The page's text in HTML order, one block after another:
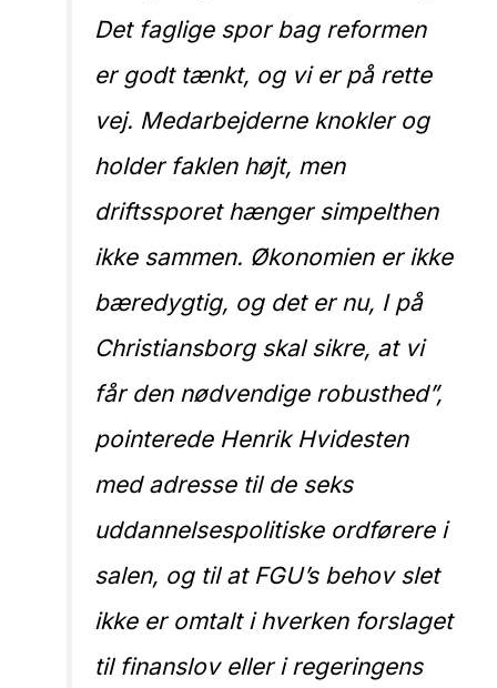
Det faglige spor bag reformen
er godt tænkt, og vi er på rette
vej. Medarbejderne knokler og
holder faklen højt, men
driftssporet hænger simpelthen
ikke sammen. Økonomien er ikke
bæredygtig, og det er nu, I på
Christiansborg skal sikre, at vi
får den nødvendige robusthed”,
pointerede Henrik Hvidesten
med adresse til de seks
uddannelsespolitiske ordførere i
salen, og til at FGU’s behov slet
ikke er omtalt i hverken forslaget
til finanslov eller i regeringens